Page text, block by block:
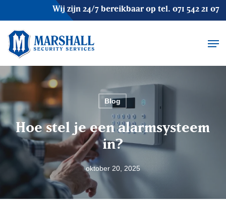
main
content
Wij zijn 24/7 bereikbaar op tel. 071 542 21 07
Blog
Hoe stel je een alarmsysteem
in?
oktober 20, 2025